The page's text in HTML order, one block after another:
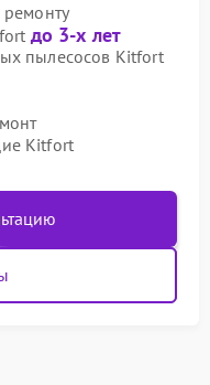
до 3-х лет
пылесосов Kitfort
Kitfort